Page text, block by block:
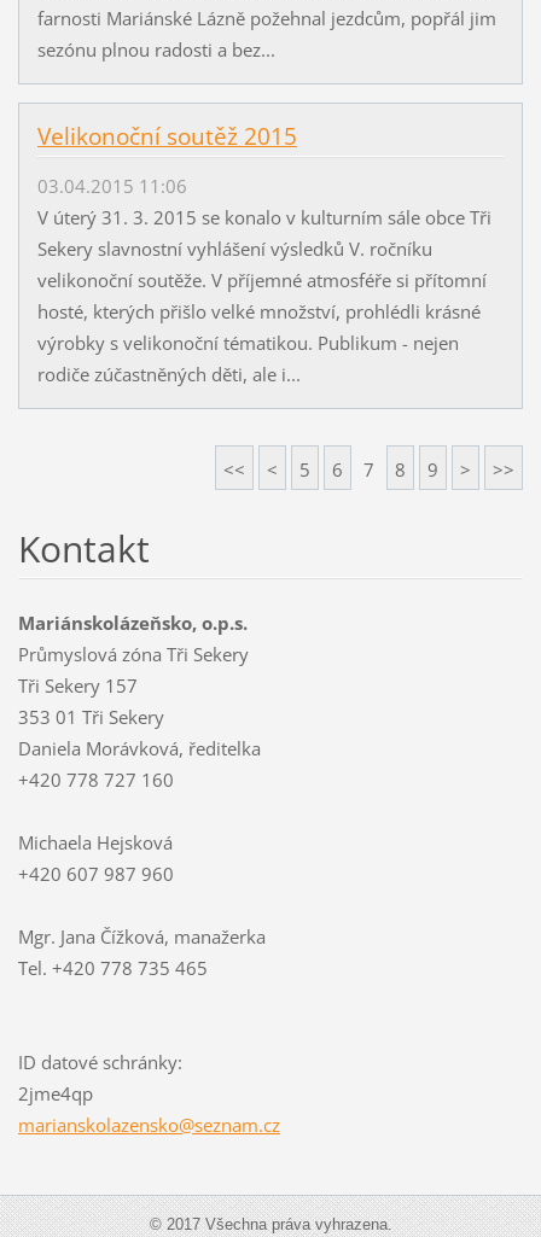
farnosti Mariánské Lázně požehnal jezdcům, popřál jim
sezónu plnou radosti a bez...
Velikonoční soutěž 2015
03.04.2015 11:06
V úterý 31. 3. 2015 se konalo v kulturním sále obce Tři
Sekery slavnostní vyhlášení výsledků V. ročníku
velikonoční soutěže. V příjemné atmosféře si přítomní
hosté, kterých přišlo velké množství, prohlédli krásné
výrobky s velikonoční tématikou. Publikum - nejen
rodiče zúčastněných děti, ale i...
<< < 5 6 7 8 9 > >>
Kontakt
Mariánskolázeňsko, o.p.s.
Průmyslová zóna Tři Sekery
Tři Sekery 157
353 01 Tři Sekery
Daniela Morávková, ředitelka
+420 778 727 160
Michaela Hejsková
+420 607 987 960
Mgr. Jana Čížková, manažerka
Tel. +420 778 735 465
ID datové schránky:
2jme4qp
marianskolazensko@seznam.cz
© 2017 Všechna práva vyhrazena.